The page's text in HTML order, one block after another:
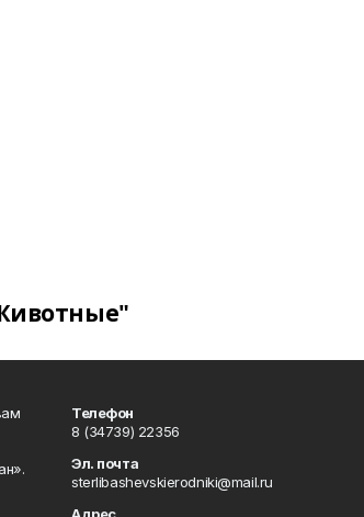
Телефон
8 (34739) 22356
Эл. почта
sterlibashevskierodniki@mail.ru